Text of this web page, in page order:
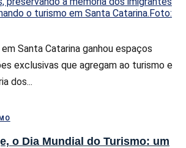
Santa Catarina ganhou espaços
exclusivas que agregam ao turismo e
dos...
o Dia Mundial do Turismo: um